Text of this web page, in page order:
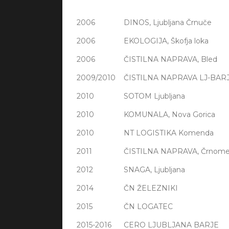
2006
DINOS, Ljubljana Črnuče
2006
EKOLOGIJA, Škofja loka
2006
ČISTILNA NAPRAVA, Bled
2009/2010
ČISTILNA NAPRAVA LJ-
2010
SOTOM Ljubljana
2010
KOMUNALA, Nova Gorica
2010
NT LOGISTIKA Komenda
2011
ČISTILNA NAPRAVA,
2012
SNAGA, Ljubljana
2014
ČN ŽELEZNIKI
2015
ČN LOGATEC
2015-2016
CERO LJUBLJANA BARJE